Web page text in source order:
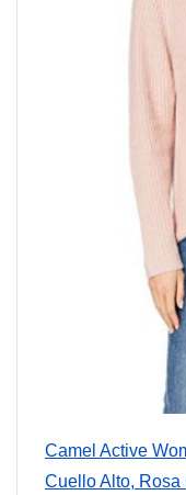
Camel Active
Cuello Alto, Rosa